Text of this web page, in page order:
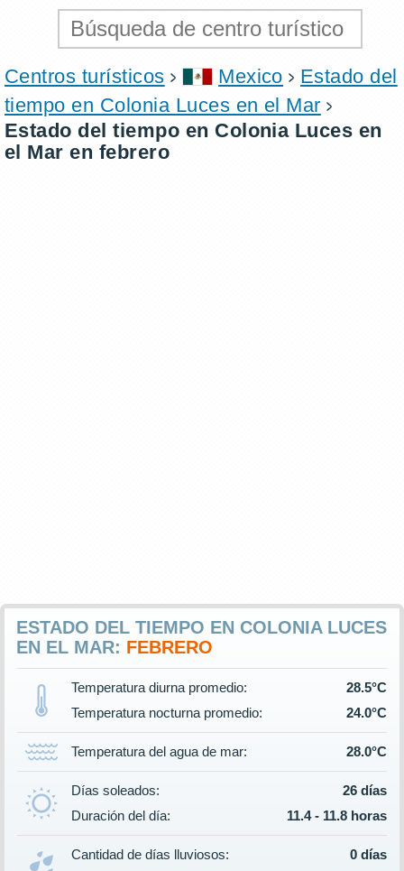
Centros turísticos Mexico
Estado del
tiempo en Colonia Luces en el Mar
Estado del tiempo en Colonia Luces en
el Mar en febrero
ESTADO DEL TIEMPO EN COLONIA LUCES
EN EL MAR: FEBRERO
Temperatura diurna promedio:
28.5°C
Temperatura nocturna promedio:
24.0°C
Temperatura del agua de mar: 28.0°C
Días soleados:
26 días
Duración del día:
11.4 - 11.8 horas
Cantidad de días lluviosos:
0 días